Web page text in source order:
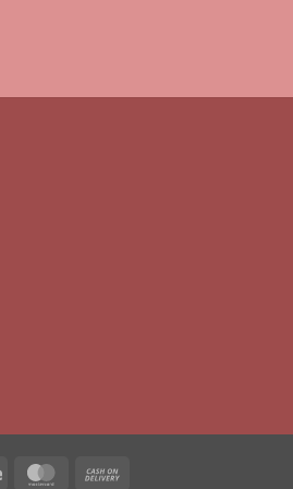
Stripe MasterCard